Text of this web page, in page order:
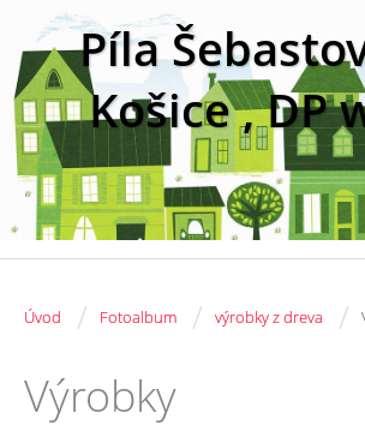
Píla
Košice , DP
Úvod / Fotoalbum / výrobky z dreva /
Výrobky